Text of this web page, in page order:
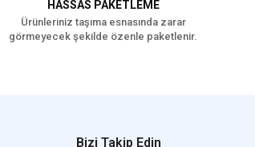
HASSAS PAKETLEME
Ürünleriniz taşıma esnasında zarar
görmeyecek şekilde özenle paketlenir.
Bizi Takip Edin